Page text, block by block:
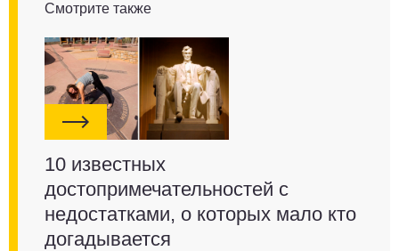
Смотрите также
10 известных
достопримечательностей с
недостатками, о которых мало кто
догадывается